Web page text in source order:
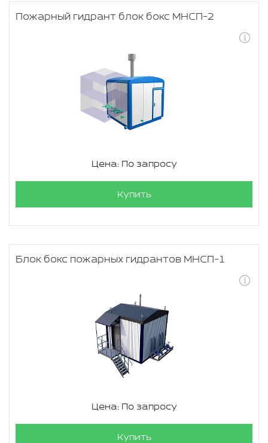
Пожарный гидрант блок бокс МНСП-2
Цена: По запросу
Купить
Блок бокс пожарных гидрантов МНСП-1
Цена: По запросу
Купить